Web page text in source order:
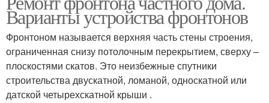
Варианты устройства фронтонов
Фронтоном называется верхняя часть стены строения,
ограниченная снизу потолочным перекрытием, сверху –
плоскостями скатов. Это неизбежные спутники
строительства двускатной, ломаной, односкатной или
датской четырехскатной крыши .